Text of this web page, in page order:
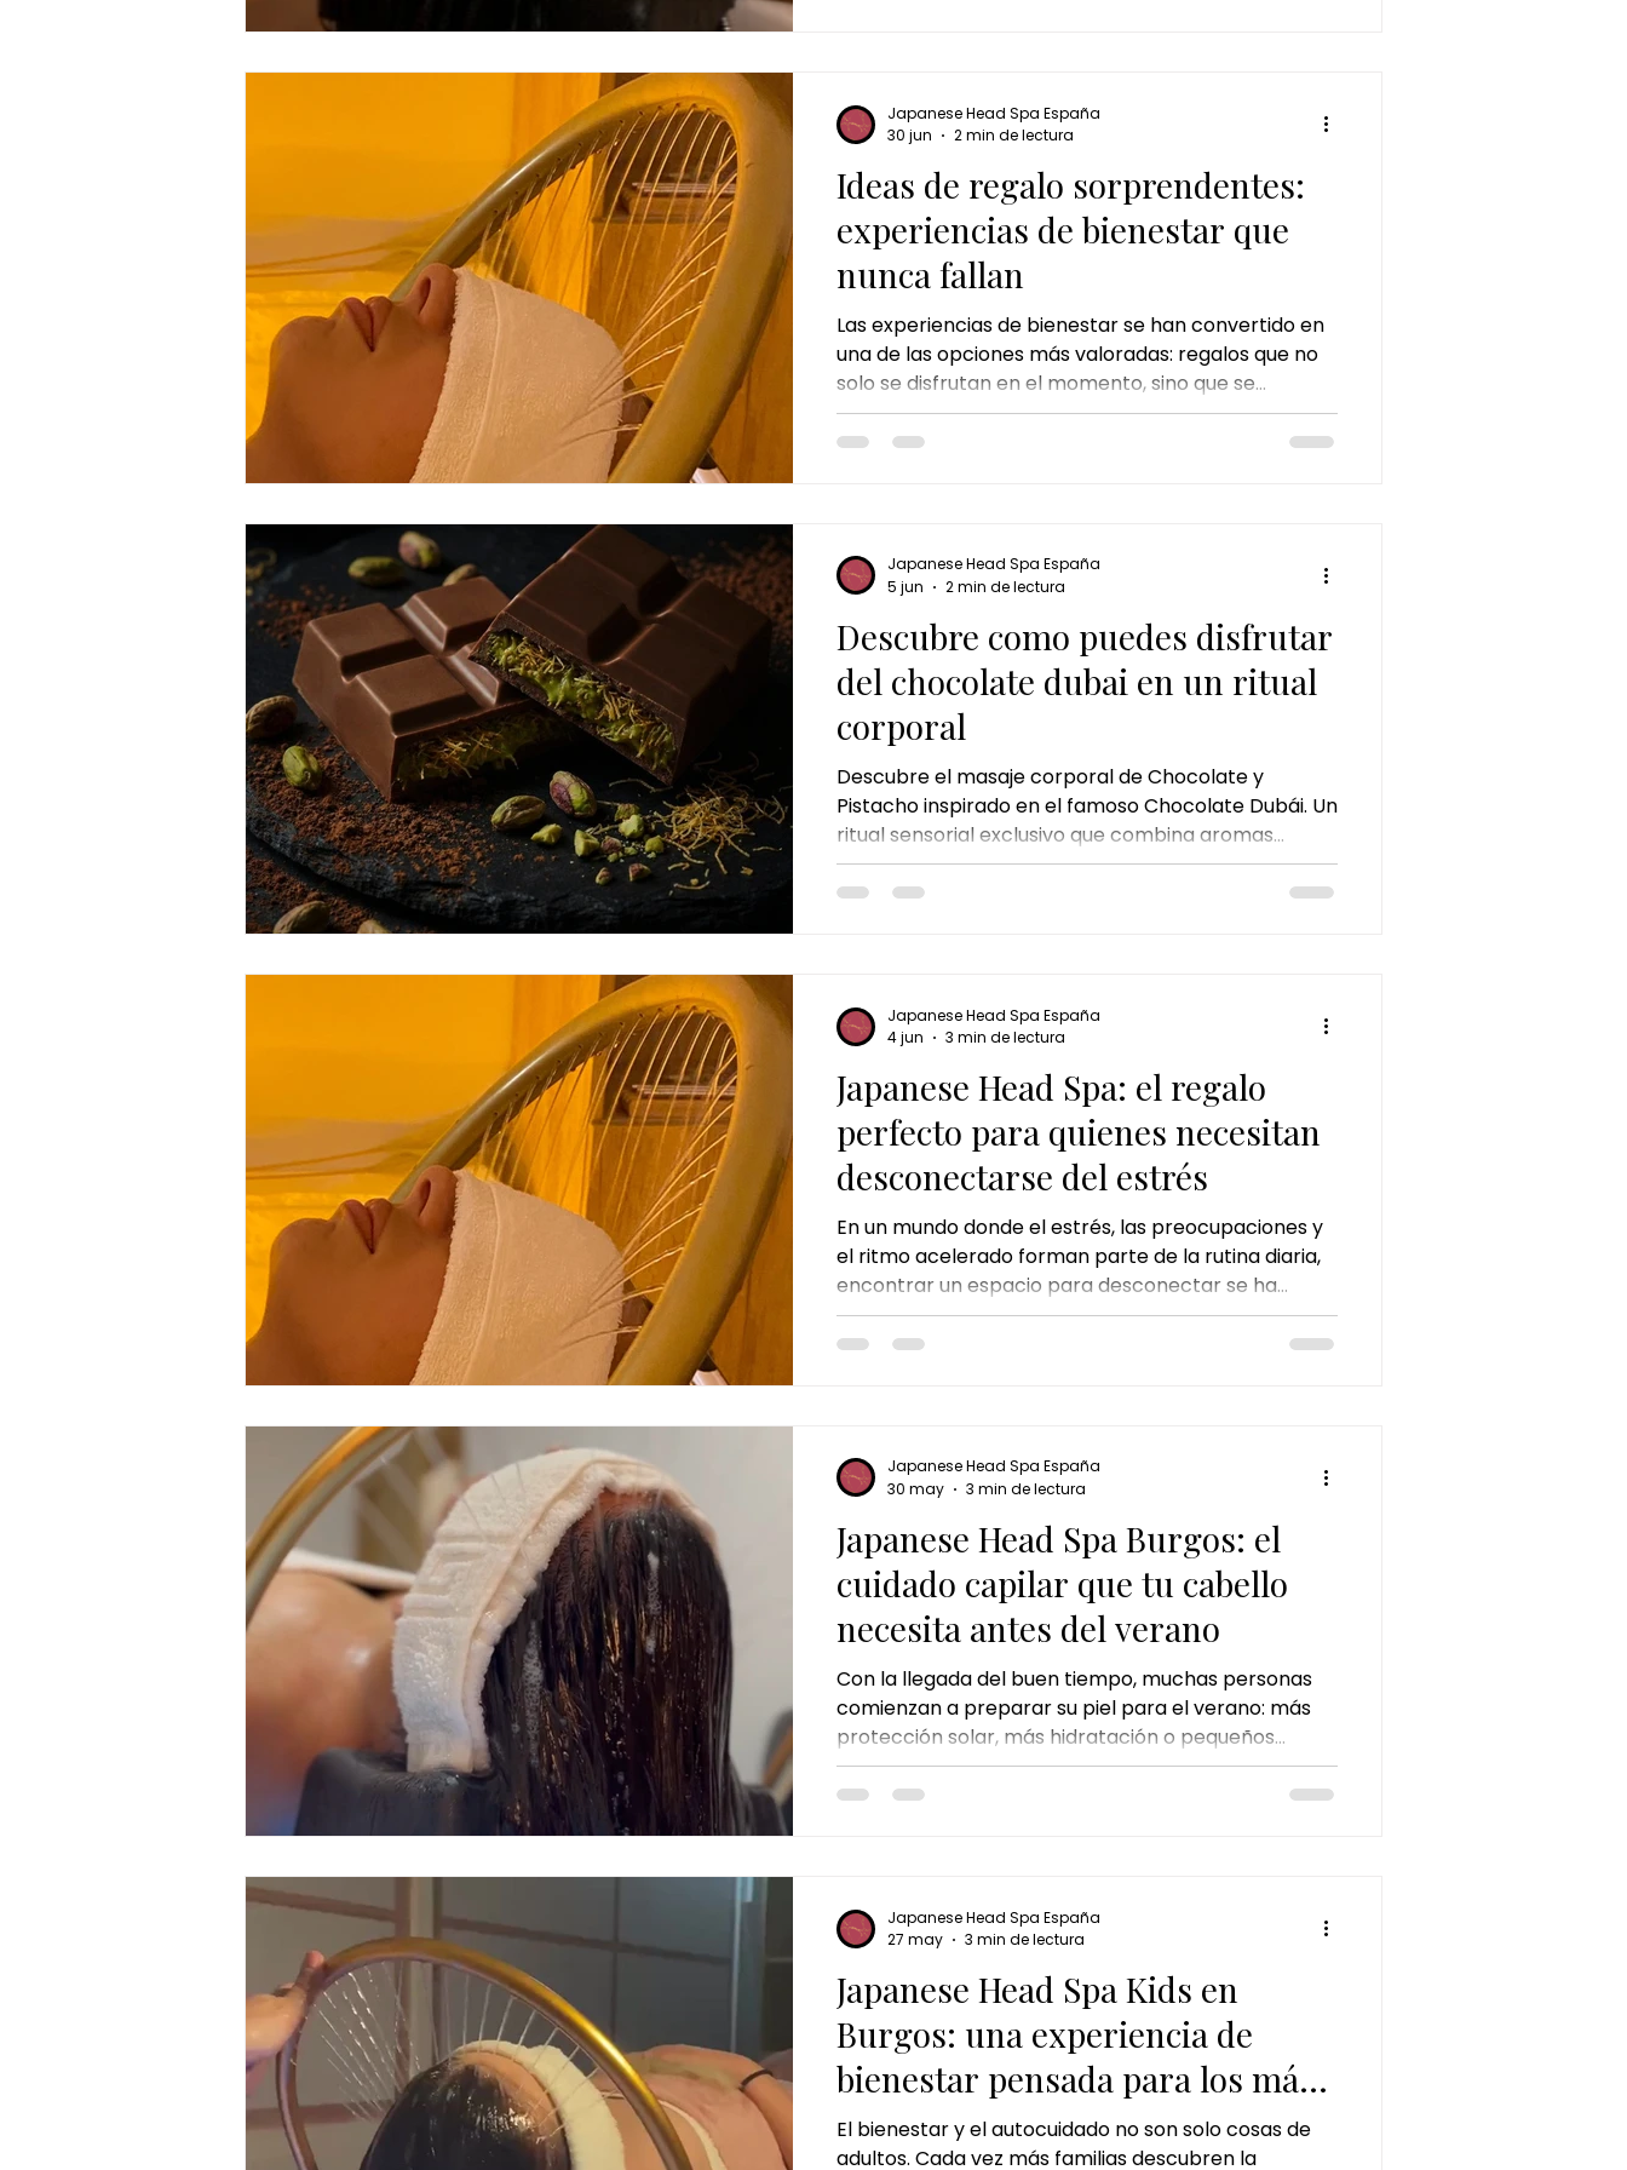
Ideas de regalo sorprendentes:
experiencias de bienestar que
nunca fallan
Las experiencias de bienestar se han convertido en
una de las opciones más valoradas: regalos que no
solo se disfrutan en el momento, sino que se
recuerdan por cómo te hacen sentir. Entre ellas, el
Japanese Head Spa destaca como una de las
Japanese Head Spa España
30 jun
2 min de lectura
Descubre como puedes disfrutar
del chocolate dubai en un ritual
corporal
Descubre el masaje corporal de Chocolate y
Pistacho inspirado en el famoso Chocolate Dubái. Un
ritual sensorial exclusivo que combina aromas
irresistibles, relajación profunda e hidratación para
una experiencia de bienestar única.
Japanese Head Spa España
5 jun
2 min de lectura
Japanese Head Spa: el regalo
perfecto para quienes necesitan
desconectarse del estrés
En un mundo donde el estrés, las preocupaciones y
el ritmo acelerado forman parte de la rutina diaria,
encontrar un espacio para desconectar se ha
convertido en una necesidad. El Japanese Head Spa,
inspirado en los tradicionales rituales de bienestar
mente.
Japanese Head Spa España
4 jun
3 min de lectura
Japanese Head Spa Burgos: el
cuidado capilar que tu cabello
necesita antes del verano
Con la llegada del buen tiempo, muchas personas
comienzan a preparar su piel para el verano: más
protección solar, más hidratación o pequeños
cambios en la rutina de cuidado personal. Sin
embargo, hay algo que a menudo pasa
capilares pueden alterar el equilibrio natural del
cuero cabelludo y del cabello. Por eso, cada vez más
Japanese Head Spa España
30 may
3 min de lectura
Japanese Head Spa Kids en
Burgos: una experiencia de
bienestar pensada para los más
pequeños
El bienestar y el autocuidado no son solo cosas de
adultos. Cada vez más familias descubren la
Japanese Head Spa España
27 may
3 min de lectura